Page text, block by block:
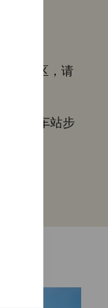
开往
马街区，请
。从车站步